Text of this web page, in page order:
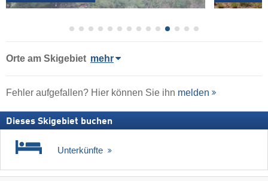
Orte am Skigebiet mehr
Fehler aufgefallen? Hier können Sie ihn melden
Dieses Skigebiet buchen
Unterkünfte